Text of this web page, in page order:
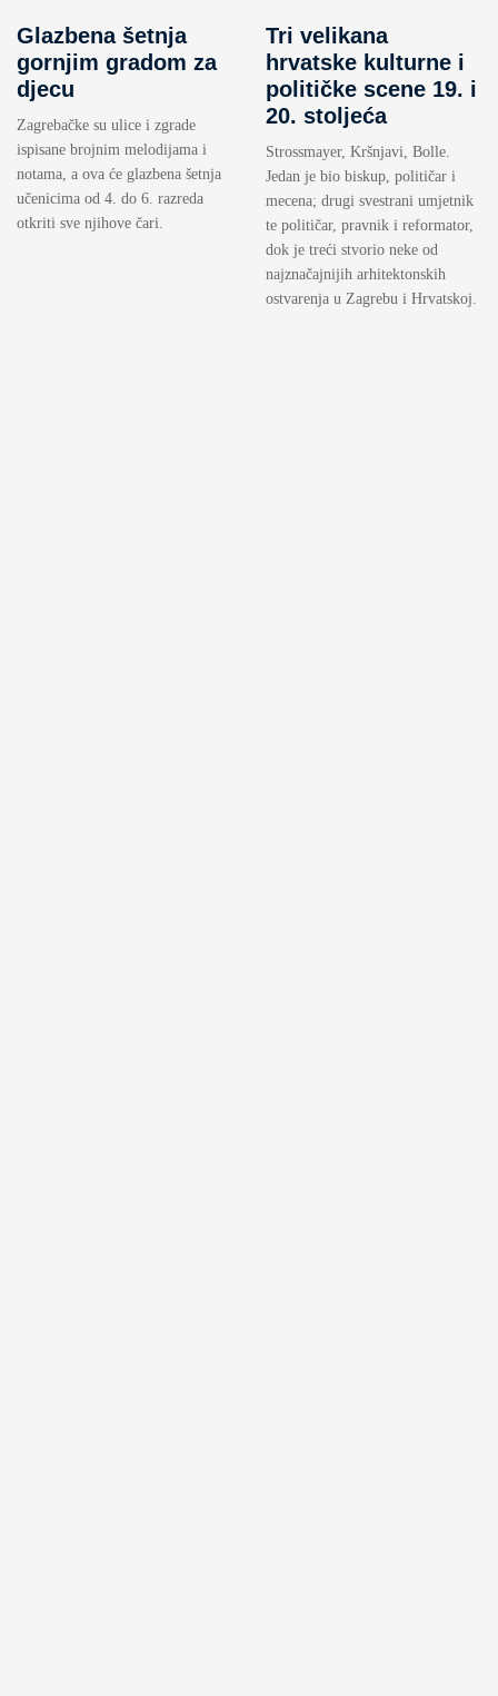
Glazbena šetnja
gornjim gradom za
djecu
Zagrebačke su ulice i zgrade
ispisane brojnim melodijama i
notama, a ova će glazbena šetnja
učenicima od 4. do 6. razreda
otkriti sve njihove čari.
Tri velikana
hrvatske kulturne i
političke scene 19. i
20. stoljeća
Strossmayer, Kršnjavi, Bolle.
Jedan je bio biskup, političar i
mecena; drugi svestrani umjetnik
te političar, pravnik i reformator,
dok je treći stvorio neke od
najznačajnijih arhitektonskih
ostvarenja u Zagrebu i Hrvatskoj.